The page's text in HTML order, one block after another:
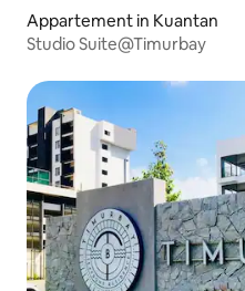
Appartement in Kuantan
Studio Suite@Timurbay